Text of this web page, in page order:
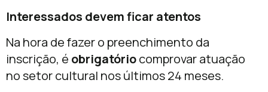
Interessados devem ficar atentos
Na hora de fazer o preenchimento da
inscrição, é obrigatóriocomprovar atuação
no setor cultural nos últimos 24 meses.